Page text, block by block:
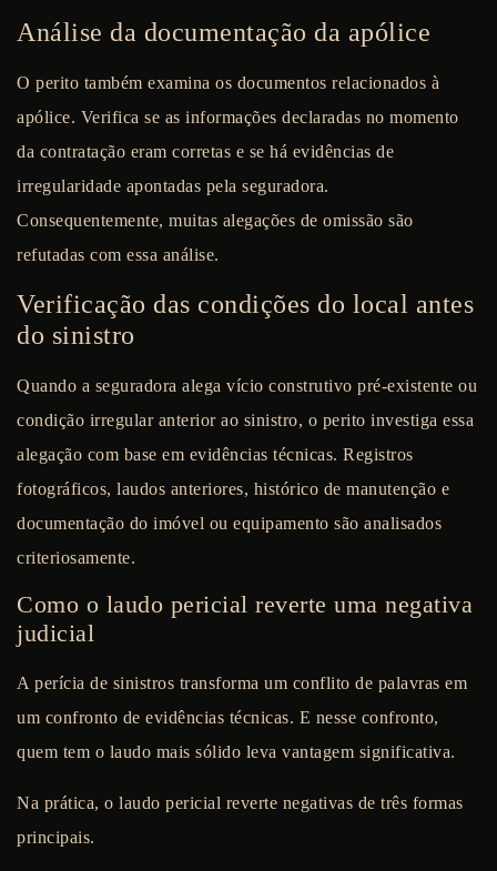
Análise da documentação da apólice
O perito também examina os documentos relacionados à
apólice. Verifica se as informações declaradas no momento
da contratação eram corretas e se há evidências de
irregularidade apontadas pela seguradora.
Consequentemente, muitas alegações de omissão são
refutadas com essa análise.
Verificação das condições do local antes
do sinistro
Quando a seguradora alega vício construtivo pré-existente ou
condição irregular anterior ao sinistro, o perito investiga essa
alegação com base em evidências técnicas. Registros
fotográficos, laudos anteriores, histórico de manutenção e
documentação do imóvel ou equipamento são analisados
criteriosamente.
Como o laudo pericial reverte uma negativa
judicial
A perícia de sinistros transforma um conflito de palavras em
um confronto de evidências técnicas. E nesse confronto,
quem tem o laudo mais sólido leva vantagem significativa.
Na prática, o laudo pericial reverte negativas de três formas
principais.